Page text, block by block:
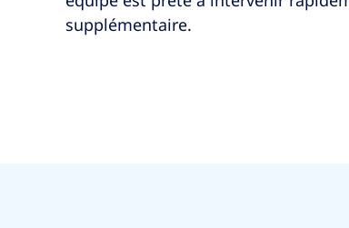
supplémentaire.